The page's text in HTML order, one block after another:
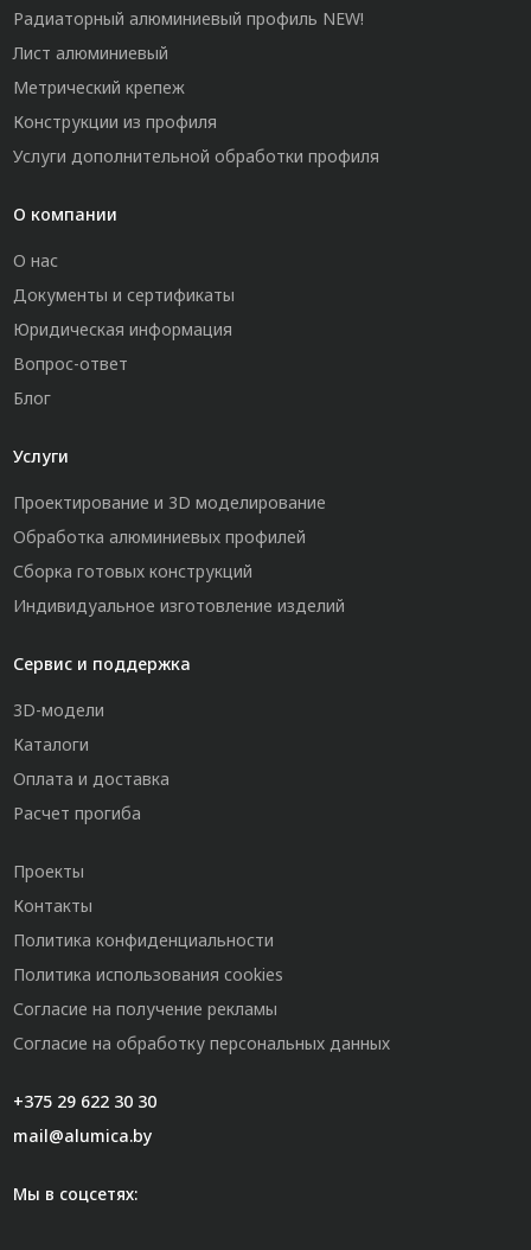
Радиаторный алюминиевый профиль NEW!
Лист алюминиевый
Метрический крепеж
Конструкции из профиля
Услуги дополнительной обработки профиля
О компании
О нас
Документы и сертификаты
Юридическая информация
Вопрос-ответ
Блог
Услуги
Проектирование и 3D моделирование
Обработка алюминиевых профилей
Сборка готовых конструкций
Индивидуальное изготовление изделий
Сервис и поддержка
3D-модели
Каталоги
Оплата и доставка
Расчет прогиба
Проекты
Контакты
Политика конфиденциальности
Политика использования cookies
Согласие на получение рекламы
Согласие на обработку персональных данных
+375 29 622 30 30
mail@alumica.by
Мы в соцсетях: